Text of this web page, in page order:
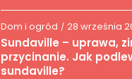
Dom i ogród / 28 września
Sundaville – uprawa,
przycinanie. Jak
sundaville?